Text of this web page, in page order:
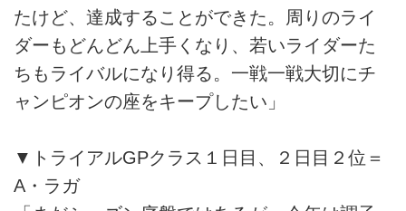
たけど、達成することができた。周りのライ
ダーもどんどん上手くなり、若いライダーた
ちもライバルになり得る。一戦一戦大切にチ
ャンピオンの座をキープしたい」
▼トライアルGPクラス１日目、２日目２位＝
A・ラガ